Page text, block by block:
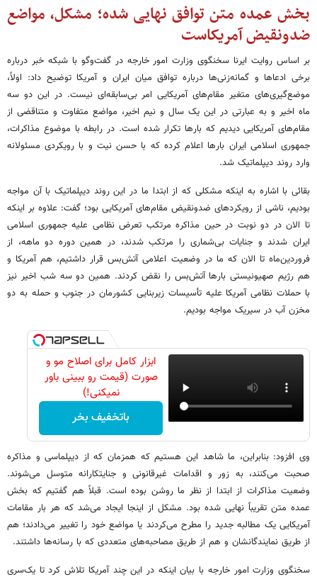
بخش عمده متن توافق نهایی شده؛ مشکل، مواضع
ضدونقیض آمریکاست
بر اساس روایت ایرنا سخنگوی وزارت امور خارجه در گفت‌وگو با شبکه خبر درباره
برخی ادعاها و گمانه‌زنی‌ها درباره توافق میان ایران و آمریکا توضیح داد: اولاً،
موضع‌گیری‌های متغیر مقام‌های آمریکایی امر بی‌سابقه‌ای نیست. در این دو سه
ماه اخیر و به عبارتی در این یک سال و نیم اخیر، مواضع متفاوت و متناقضی از
مقام‌های آمریکایی دیدیم که بارها تکرار شده است. در رابطه با موضوع مذاکرات،
جمهوری اسلامی ایران بارها اعلام کرده که با حسن نیت و با رویکردی مسئولانه
وارد روند دیپلماتیک شد.
بقائی با اشاره به اینکه مشکلی که از ابتدا ما در این روند دیپلماتیک با آن مواجه
بودیم، ناشی از رویکردهای ضدونقیض مقام‌های آمریکایی بود؛ گفت: علاوه بر اینکه
تا الان در دو نوبت در حین مذاکره مرتکب تعرض نظامی علیه جمهوری اسلامی
ایران شدند و جنایات بی‌شماری را مرتکب شدند، در همین دوره دو ماهه، از
فروردین‌ماه تا الان که ما در وضعیت اعلامی آتش‌بس قرار داشتیم، هم آمریکا و
هم رژیم صهیونیستی بارها آتش‌بس را نقض کردند. همین دو سه شب اخیر نیز
با حملات نظامی آمریکا علیه تأسیسات زیربنایی کشورمان در جنوب و حمله به دو
مخزن آب در سیریک مواجه بودیم.
ابزار کامل برای اصلاح مو و
صورت (قیمت رو ببینی باور
نمیکنی!)
باتخفیف بخر
وی افزود: بنابراین، ما شاهد این هستیم که همزمان که از دیپلماسی و مذاکره
صحبت می‌کنند، به زور و اقدامات غیرقانونی و جنایتکارانه متوسل می‌شوند.
وضعیت مذاکرات از ابتدا از نظر ما روشن بوده است. قبلاً هم گفتیم که بخش
عمده متن تقریباً نهایی شده بود. مشکل از اینجا ایجاد می‌شد که هر بار مقامات
آمریکایی یک مطالبه جدید را مطرح می‌کردند یا مواضع خود را تغییر می‌دادند؛ هم
از طریق نمایندگانشان و هم از طریق مصاحبه‌های متعددی که با رسانه‌ها داشتند.
سخنگوی وزارت امور خارجه با بیان اینکه در این چند آمریکا تلاش کرد تا یک‌سری